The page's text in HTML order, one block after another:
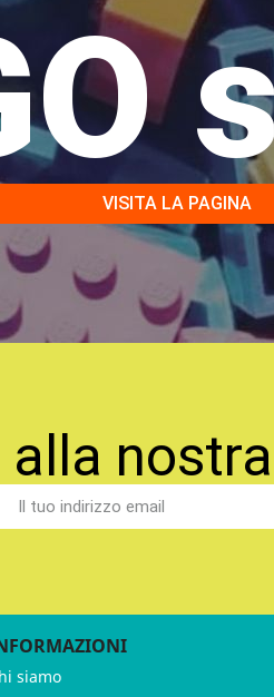
VISITA LA PAGINA
alla
siamo